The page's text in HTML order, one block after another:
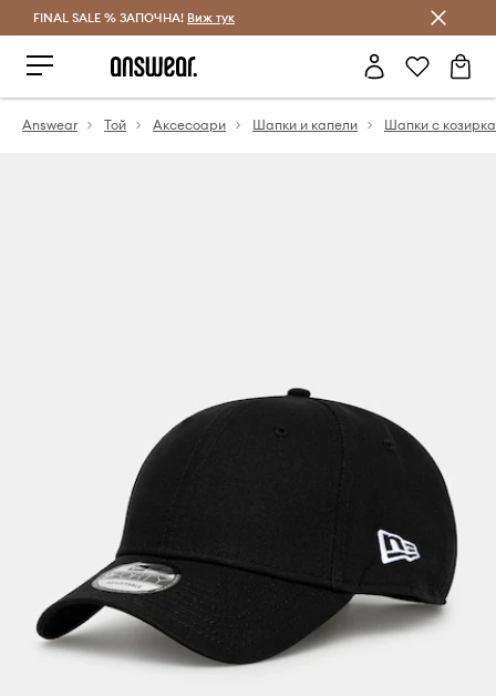
Спестявай с Answear Club
FINAL SALE % ЗАПОЧНА! Виж тук
Answear Той Аксесоари Шапки и капели Шапки с козирка